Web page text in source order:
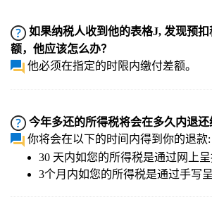
如果纳税人收到他的表格J, 发现预
额，他应该怎么办？
他必须在指定的时限内缴付差额。
今年多还的所得税将会在多久内退还
你将会在以下的时间内得到你的退款:
30 天内如您的所得税是通过网上呈
3个月内如您的所得税是通过手写呈